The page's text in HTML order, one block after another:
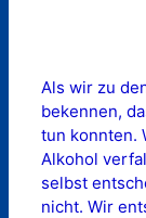
Als wir zu
bekennen,
tun konnten.
Alkohol
selbst
nicht. Wir